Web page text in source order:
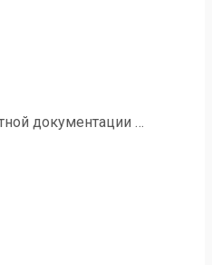
документации …